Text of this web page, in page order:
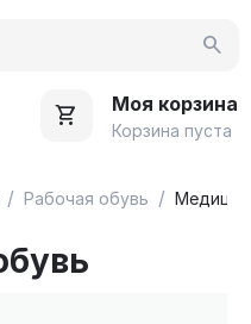
Моя корзина
Корзина пуста
/ Рабочая обувь /